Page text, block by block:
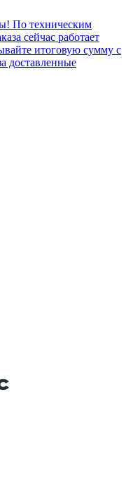
По техническим
сейчас работает
итоговую сумму с
доставленные